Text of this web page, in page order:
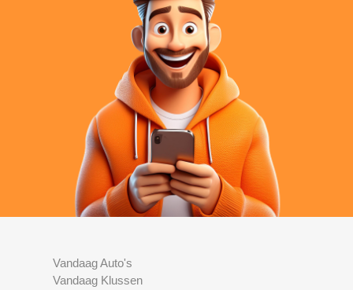
Vandaag Auto's
Vandaag Klussen